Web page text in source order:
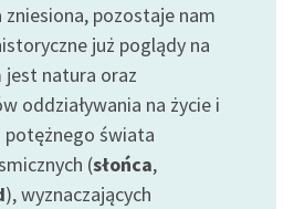
zniesiona, pozostaje nam
już poglądy na
natura oraz
oddziaływania na życie i
potężnego świata
(słońca,
), wyznaczających